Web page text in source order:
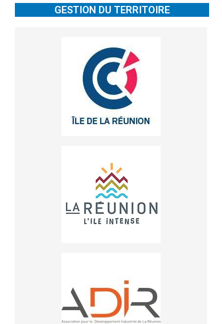
GESTION DU TERRITOIRE